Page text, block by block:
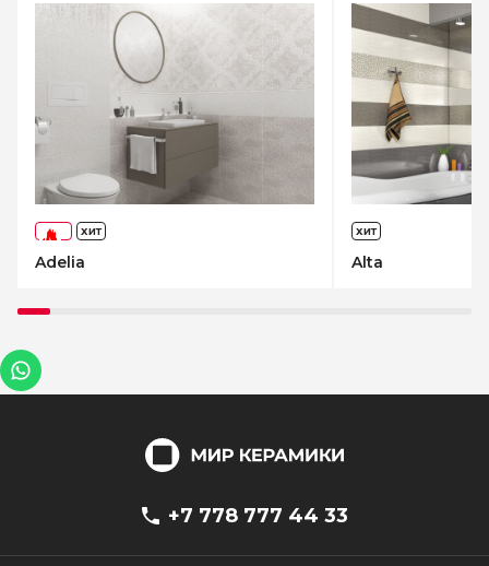
ХИТ
Adelia
ХИТ
Alta
+7 778 777 44 33